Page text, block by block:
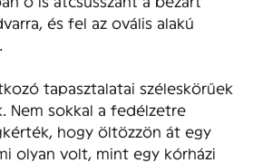
és fel az ovális alakú
tapasztalatai széleskörűek
Nem sokkal a fedélzetre
hogy öltözzön át egy
olyan volt, mint egy kórházi